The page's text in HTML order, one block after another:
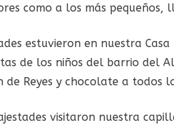
como a los más pequeños,
estuvieron en nuestra
de los niños del barrio del
Reyes y chocolate a todos
visitaron nuestra